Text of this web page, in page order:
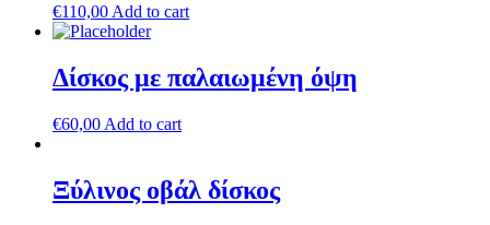
€110,00 Add to cart
Δίσκος με παλαιωμένη όψη
€60,00 Add to cart
Ξύλινος οβάλ δίσκος